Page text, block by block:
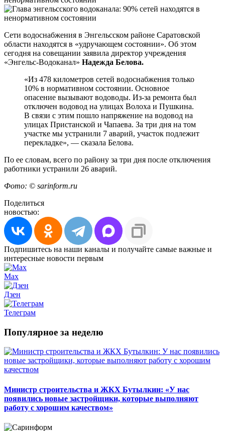
Сети водоснабжения в Энгельсском районе Саратовской
области находятся в «удручающем состоянии». Об этом
сегодня на совещании заявила директор учреждения
«Энгельс-Водоканал» Надежда Белова.
«Из 478 километров сетей водоснабжения только
10% в нормативном состоянии. Основное
опасение вызывают водоводы. Из-за ремонта был
отключен водовод на улицах Волоха и Пушкина.
В связи с этим пошло напряжение на водовод на
улицах Пристанской и Чапаева. За три дня на том
участке мы устранили 7 аварий, участок подлежит
перекладке», — сказала Белова.
По ее словам, всего по району за три дня после отключения
работники устранили 26 аварий.
Фото: © sarinform.ru
Поделиться
новостью:
Подпишитесь на наши каналы и получайте самые важные и
интересные новости первым
Max
Дзен
Телеграм
Популярное за неделю
Министр строительства и ЖКХ Бутылкин: «У нас
появились новые застройщики, которые выполняют
работу с хорошим качеством»